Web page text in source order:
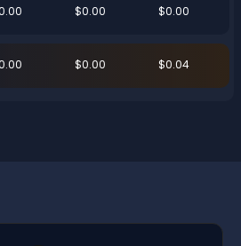
$0.00 $0.00
$0.00 $0.04